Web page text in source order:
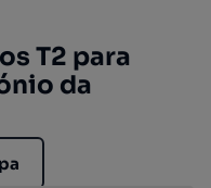
T2 para
da